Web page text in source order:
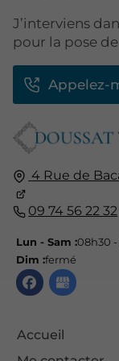
4 Rue de
09 74 56 22 32
Lun - Sam :08h30 -
Dim :fermé
Accueil
J’interviens
pour la pose
Appelez-